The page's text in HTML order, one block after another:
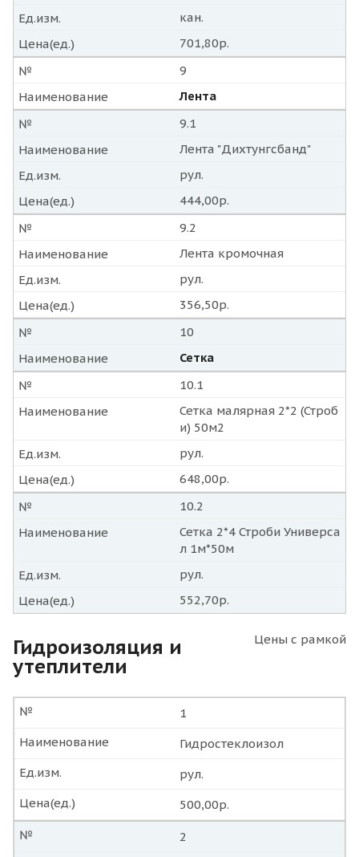
кан.
Ед.изм.
701,80р.
Цена(ед.)
9
№
Лента
Наименование
9.1
№
Лента "Дихтунгсбанд"
Наименование
рул.
Ед.изм.
444,00р.
Цена(ед.)
9.2
№
Лента кромочная
Наименование
рул.
Ед.изм.
356,50р.
Цена(ед.)
10
№
Сетка
Наименование
10.1
№
Сетка малярная 2*2 (Строб
и) 50м2
Наименование
рул.
Ед.изм.
648,00р.
Цена(ед.)
10.2
№
Сетка 2*4 Строби Универса
л 1м*50м
Наименование
рул.
Ед.изм.
552,70р.
Цена(ед.)
Цены с рамкой
Гидроизоляция и
утеплители
1
№
Гидростеклоизол
Наименование
рул.
Ед.изм.
500,00р.
Цена(ед.)
2
№